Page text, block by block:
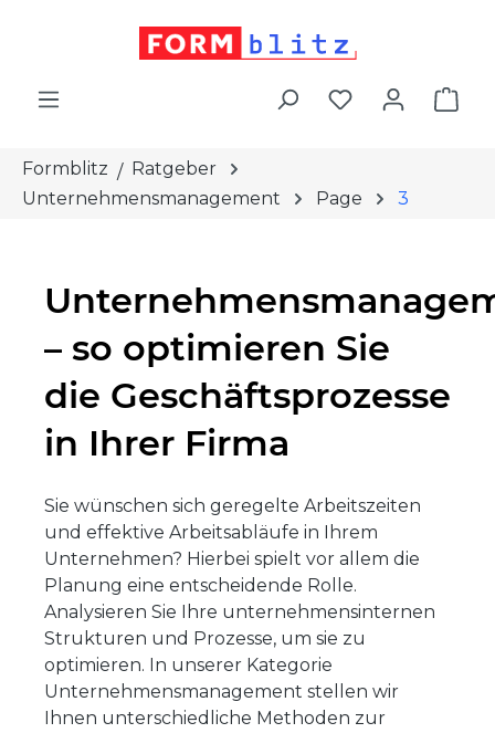
Formblitz
Ratgeber
Unternehmensmanagement
Page 3
– so optimieren Sie
die Geschäftsprozesse
in Ihrer Firma
Sie wünschen sich geregelte Arbeitszeiten
und effektive Arbeitsabläufe in Ihrem
Unternehmen? Hierbei spielt vor allem die
Planung eine entscheidende Rolle.
Analysieren Sie Ihre unternehmensinternen
Strukturen und Prozesse, um sie zu
optimieren. In unserer Kategorie
Unternehmensmanagement stellen wir
Ihnen unterschiedliche Methoden zur